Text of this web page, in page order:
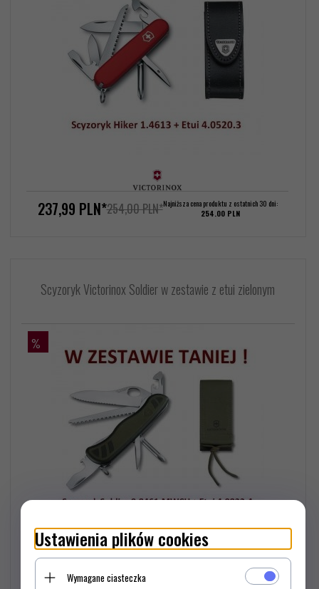
237,99 PLN*254,00 PLN*Najniższa cena produktu z ostatnich 30 dni:
254.00 PLN
Scyzoryk Victorinox Soldier w zestawie z etui zielonym
%
Najniższa cena produktu z ostatnich 30 dni:
Ustawienia plików cookies
Wymagane ciasteczka